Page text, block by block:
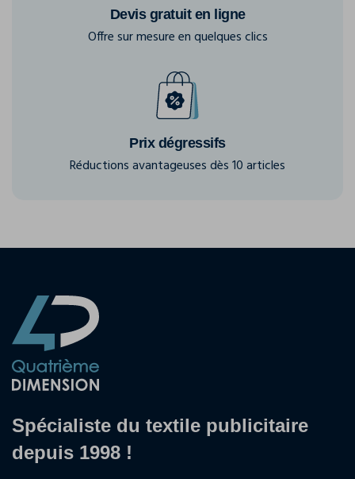
Devis gratuit en ligne
Offre sur mesure en quelques clics
Prix dégressifs
Réductions avantageuses dès 10 articles
Spécialiste du textile publicitaire
depuis 1998 !